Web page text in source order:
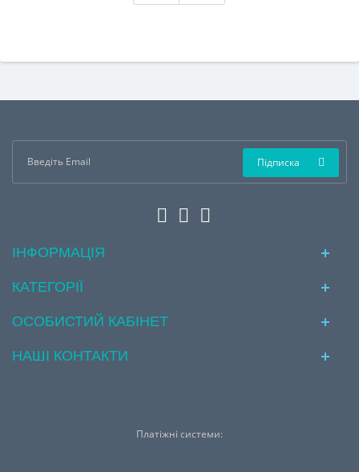
Підписка
ІНФОРМАЦІЯ
КАТЕГОРІЇ
ОСОБИСТИЙ КАБІНЕТ
НАШІ КОНТАКТИ
Платіжні системи: